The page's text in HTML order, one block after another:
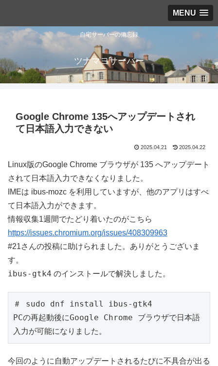
MENU
自宅サーバーの備忘録
ツナマヨサーバー
Google Chrome 135へアップデートされ
て日本語入力できない
2025.04.21 2025.04.22
Linux版のGoogle Chrome ブラウザが 135 へアップデート
されて日本語入力できなくなりました。
IMEは ibus-mozc を利用していますが、他のアプリはすべ
て日本語入力ができます。
情報収集1週間でたどり着いたのがこちら
https://issues.chromium.org/issues/408309963
#21さんの投稿に助けられました。ありがとうございま
す。
ibus-gtk4 のインストールで解決しました。
＃ sudo dnf install ibus-gtk4
PCの再起動後にGoogle Chrome ブラウザで日本語
入力が可能になりました。
今回のように自動アップデートされるたびに不具合が出る